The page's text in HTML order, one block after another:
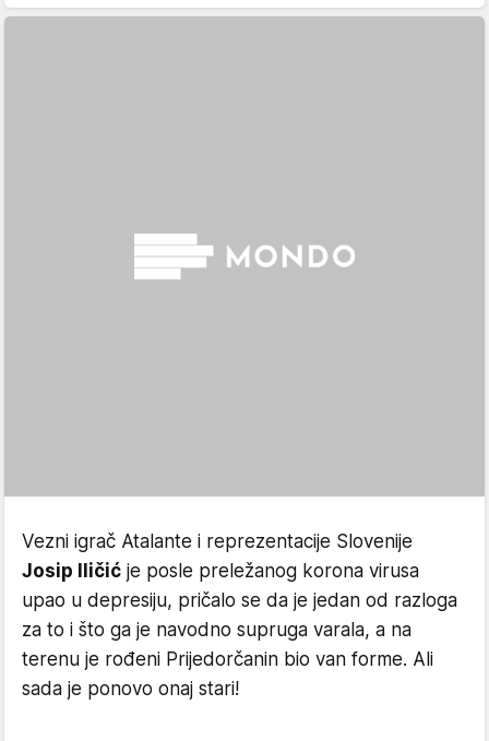
Vezni igrač Atalante i reprezentacije Slovenije
Josip Iličić je posle preležanog korona virusa
upao u depresiju, pričalo se da je jedan od razloga
za to i što ga je navodno supruga varala, a na
terenu je rođeni Prijedorčanin bio van forme. Ali
sada je ponovo onaj stari!